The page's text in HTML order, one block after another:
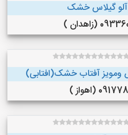
گیلاس خشک
(زاهدان )
آفتاب خشک(افتابی)
(اهواز )